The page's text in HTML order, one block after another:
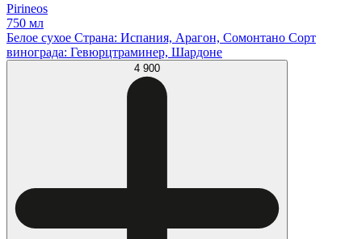
Pirineos
750 мл
Белое сухое Страна: Испания, Арагон, Сомонтано Сорт
винограда: Гевюрцтраминер, Шардоне
4 900